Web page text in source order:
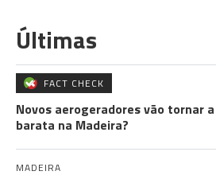
Últimas
FACT CHECK
Novos aerogeradores vão tornar
barata na Madeira?
MADEIRA